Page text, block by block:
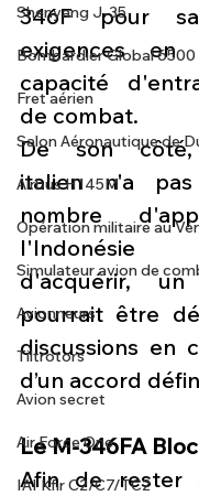
Shenyang J-35
Bombardier Global 6500
Fret aérien
Salon Aéronautique de
Airbus H145M
Opération militaire au
Simulateur avion de
Avionneurs
Tiltrotors
Avion secret
Air Force One
IAI Kfir C2/C7/TC2
346F pour
exigences en
capacité
de combat.
De son côté,
italien n'a
nombre
l'Indonésie
d'acquérir,
pourrait être
discussions en
d’un accord
Le M-346FA
Afin de rester